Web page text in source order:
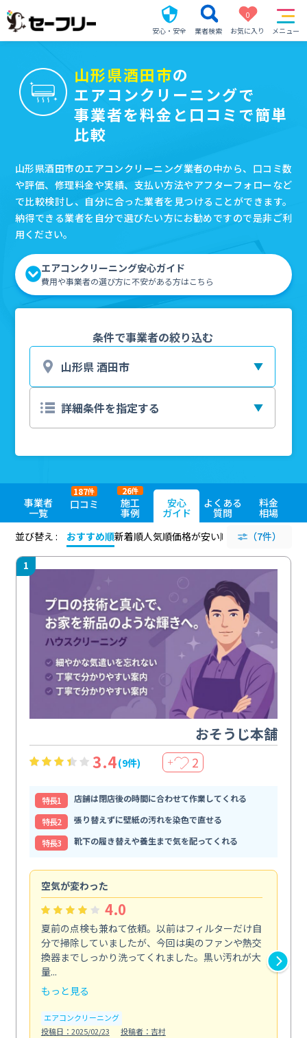
安心・安全 業者検索
0
お気に入り
メニュー
山形県酒田市の
エアコンクリーニングで
事業者を料金と口コミで簡単
比較
山形県酒田市のエアコンクリーニング業者の中から、口コミ数
や評価、修理料金や実績、支払い方法やアフターフォローなど
で比較検討し、自分に合った業者を見つけることができます。
納得できる業者を自分で選びたい方にお勧めですので是非ご利
用ください。
エアコンクリーニング安心ガイド
費用や事業者の選び方に不安がある方はこちら
条件で事業者の絞り込む
事業者
一覧
口コミ
187件
施工
事例
26件
安心
ガイド
よくある
質問
料金
相場
並び替え :
おすすめ順新着順人気順価格が安い順 評価が高い順
（7件）
1
おそうじ本舗
3.4(9件) ＋ 2
特⻑1
店舗は閉店後の時間に合わせて作業してくれる
特⻑2
張り替えずに壁紙の汚れを染色で直せる
特⻑3
靴下の履き替えや養生まで気を配ってくれる
空気が変わった
4.0
夏前の点検も兼ねて依頼。以前はフィルターだけ自
分で掃除していましたが、今回は奥のファンや熱交
換器までしっかり洗ってくれました。黒い汚れが大
量...
もっと見る
エアコンクリーニング
投稿日：2025/02/23
投稿者：吉村